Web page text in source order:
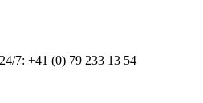
7: +41 (0) 79 233 13 54